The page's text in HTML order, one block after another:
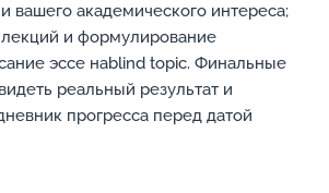
вашего академического интереса;
и формулирование
эссе наblind topic. Финальные
реальный результат и
прогресса перед датой